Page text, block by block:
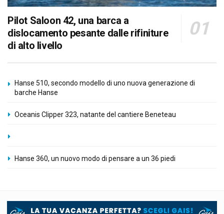
Pilot Saloon 42, una barca a
dislocamento pesante dalle rifiniture
di alto livello
Hanse 510, secondo modello di uno nuova generazione di
barche Hanse
Oceanis Clipper 323, natante del cantiere Beneteau
Hanse 360, un nuovo modo di pensare a un 36 piedi